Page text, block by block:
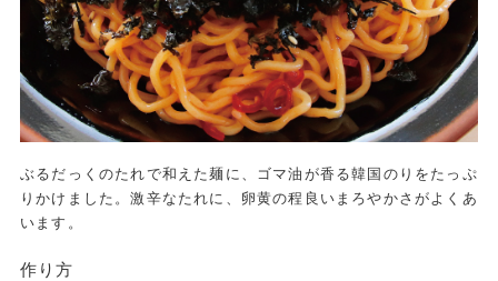
ぶるだっくのたれで和えた麺に、ゴマ油が香る韓国のりをたっぷ
りかけました。激辛なたれに、卵黄の程良いまろやかさがよくあ
います。
作り方